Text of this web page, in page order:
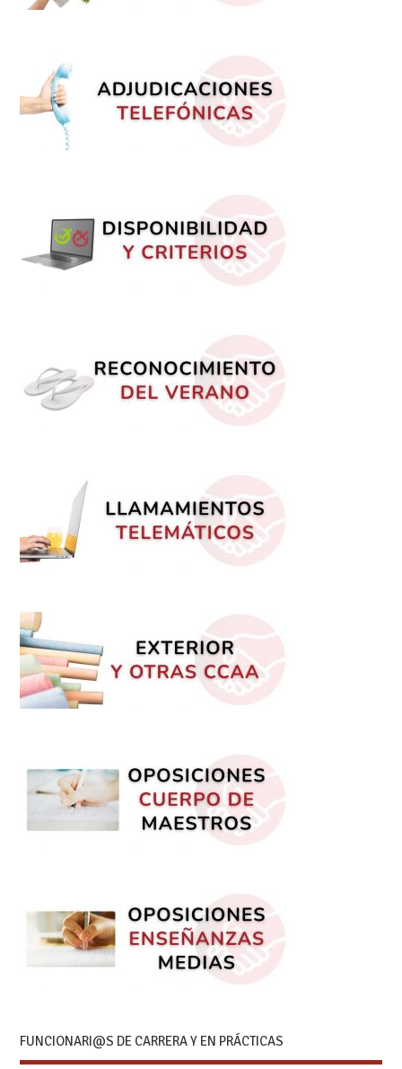
FUNCIONARI@S DE CARRERA Y EN PRÁCTICAS